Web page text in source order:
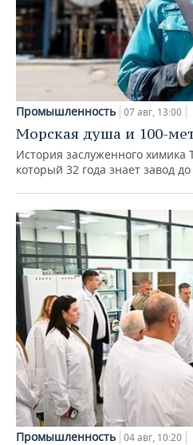
Промышленность 07 авг, 13:00
Морская душа и 100-
История заслуженного химика
который 32 года знает завод
Промышленность 04 авг, 10:20